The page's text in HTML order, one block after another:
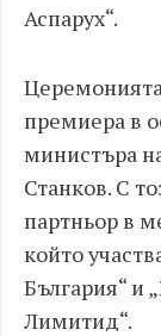
Аспарух“.
премиера в
министъра
Станков. С
партньор в
който
България“
Лимитид“.